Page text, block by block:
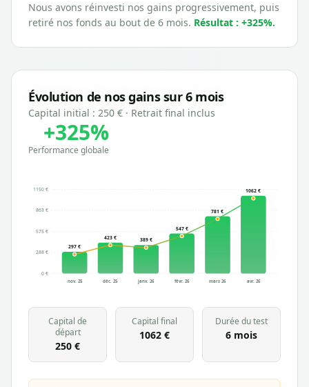
Nous avons réinvesti nos gains progressivement, puis
retiré nos fonds au bout de 6 mois. Résultat : +325%.
Évolution de nos gains sur 6 mois
Capital initial : 250 € · Retrait final inclus
+325%
Performance globale
1150 €
863 €
575 €
288 €
0 €
297 €
nov. 25
423€
déc. 25
389€
janv. 26
547€
févr. 26
781 €
mars 26
1062 €
avr. 26
Capital de
départ
250 €
Capital final
1062 €
Durée du test
6 mois